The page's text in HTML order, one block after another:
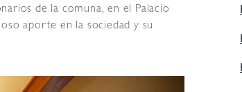
de la comuna, en el Palacio
aporte en la sociedad y su